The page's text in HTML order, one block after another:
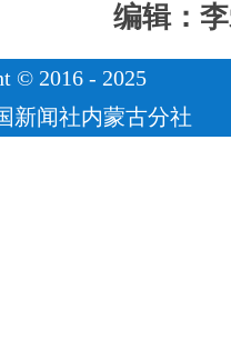
编辑：
© 2016 - 2025
新闻社内蒙古分社